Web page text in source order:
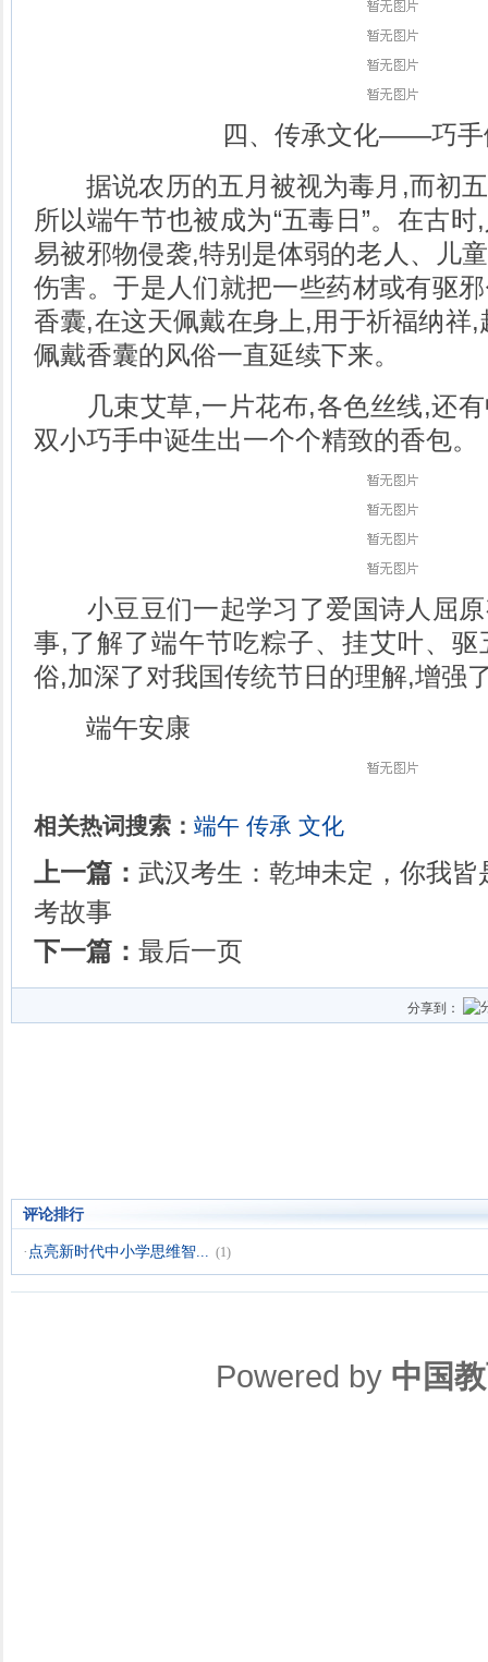
四、传承文化——巧手
据说农历的五月被视为毒月,而初五
所以端午节也被成为“五毒日”。在古
易被邪物侵袭,特别是体弱的老人、儿
伤害。于是人们就把一些药材或有驱
香囊,在这天佩戴在身上,用于祈福纳祥
佩戴香囊的风俗一直延续下来。
几束艾草,一片花布,各色丝线,还
双小巧手中诞生出一个个精致的香包。
小豆豆们一起学习了爱国诗人屈原
事,了解了端午节吃粽子、挂艾叶、
俗,加深了对我国传统节日的理解,增强
端午安康
相关热词搜索： 端午 传承 文化
上一篇： 武汉考生：乾坤未定，你我
考故事
下一篇： 最后一页
分享到：
评论排行
· 点亮新时代中小学思维智... (1)
Powered by 中国